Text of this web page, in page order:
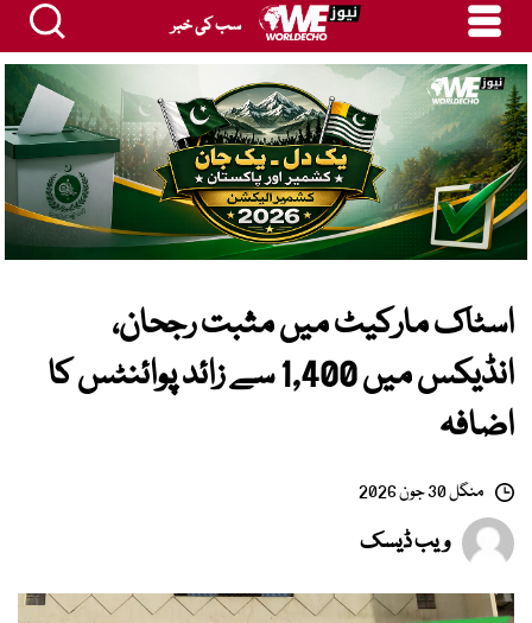
سب کی خبر
اسٹاک مارکیٹ میں مثبت رجحان،
انڈیکس میں 1,400 سے زائد پوائنٹس کا
اضافہ
منگل 30 جون 2026
ویب ڈیسک